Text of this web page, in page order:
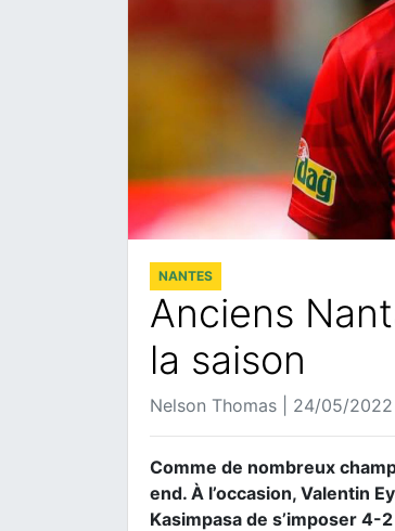
NANTES
Anciens
la saison
Nelson Thomas | 24/05/2022
Comme de nombreux
end. À l’occasion, Valentin
Kasimpasa de s’imposer 4-